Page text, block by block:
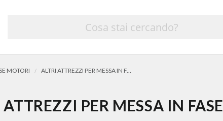
MOTORI
PER MESSA IN FASE